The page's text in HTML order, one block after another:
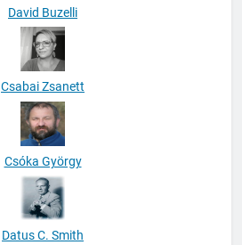
David Buzelli
Csabai Zsanett
Csóka György
Datus C. Smith